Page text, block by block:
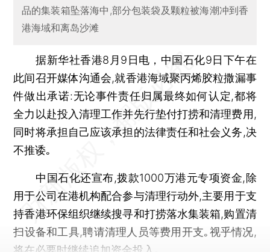
品的集装箱坠落海中,部分包装袋及颗粒被海潮冲到香
港海域和离岛沙滩
据新华社香港8月9日电，中国石化9日下午在
此间召开媒体沟通会,就香港海域聚丙烯胶粒撒漏事
件做出承诺:无论事件责任归属最终如何认定,都将
全力以赴投入清理工作并先行垫付打捞和清理费用,
同时将承担自己应该承担的法律责任和社会义务,决
不推诿｡
中国石化还宣布,拨款1000万港元专项资金,除
用于公司在港机构配合参与清理行动外,主要用于支
持香港环保组织继续搜寻和打捞落水集装箱,购置清
扫设备和工具,聘请清理人员等费用开支｡视乎情况,